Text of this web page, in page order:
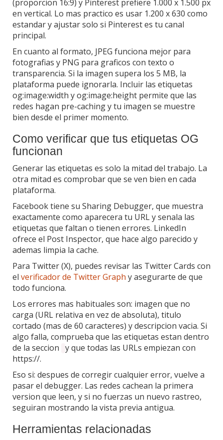
(proporcion 16:9) y Pinterest prefiere 1.000 x 1.500 px
en vertical. Lo mas practico es usar 1.200 x 630 como
estandar y ajustar solo si Pinterest es tu canal
principal.
En cuanto al formato, JPEG funciona mejor para
fotografias y PNG para graficos con texto o
transparencia. Si la imagen supera los 5 MB, la
plataforma puede ignorarla. Incluir las etiquetas
og:image:width y og:image:height permite que las
redes hagan pre-caching y tu imagen se muestre
bien desde el primer momento.
Como verificar que tus etiquetas OG
funcionan
Generar las etiquetas es solo la mitad del trabajo. La
otra mitad es comprobar que se ven bien en cada
plataforma.
Facebook tiene su Sharing Debugger, que muestra
exactamente como aparecera tu URL y senala las
etiquetas que faltan o tienen errores. LinkedIn
ofrece el Post Inspector, que hace algo parecido y
ademas limpia la cache.
Para Twitter (X), puedes revisar las Twitter Cards con
el verificador de Twitter Graph y asegurarte de que
todo funciona.
Los errores mas habituales son: imagen que no
carga (URL relativa en vez de absoluta), titulo
cortado (mas de 60 caracteres) y descripcion vacia. Si
algo falla, comprueba que las etiquetas estan dentro
de la seccion y que todas las URLs empiezan con
https://.
Eso si: despues de corregir cualquier error, vuelve a
pasar el debugger. Las redes cachean la primera
version que leen, y si no fuerzas un nuevo rastreo,
seguiran mostrando la vista previa antigua.
Herramientas relacionadas